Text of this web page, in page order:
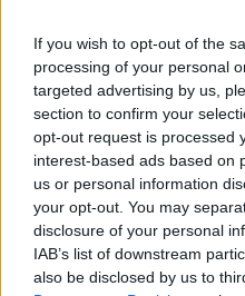
If you wish to opt-out of the
processing of your personal
targeted advertising by us,
section to confirm your
opt-out request is processed
interest-based ads based on
us or personal information
your opt-out. You may
disclosure of your personal
IAB’s list of downstream
also be disclosed by us to